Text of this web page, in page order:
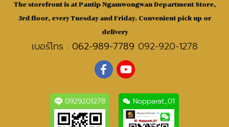
The storefront is at Pantip Ngamwongwan Department Store,
3rd floor, every Tuesday and Friday. Convenient pick up or
delivery
เบอร์โทร : 062-989-7789 092-920-1278
0929201278 Nopparat_01